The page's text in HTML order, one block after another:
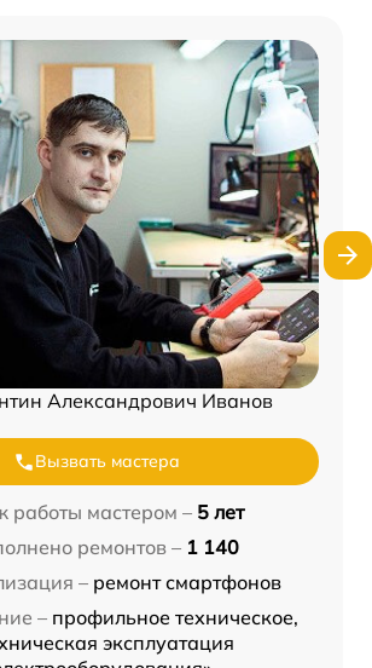
Александрович Иванов
Вызвать мастера
работы мастером – 5 лет
ремонтов – 1 140
– ремонт смартфонов
– профильное техническое,
эксплуатация